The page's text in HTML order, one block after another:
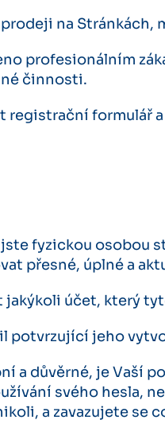
na Stránkách,
profesionálním
činnosti.
formulář
fyzickou osobou
přesné, úplné a
jakýkoli účet, který
potvrzující jeho
a důvěrné, je
svého hesla,
a zavazujete